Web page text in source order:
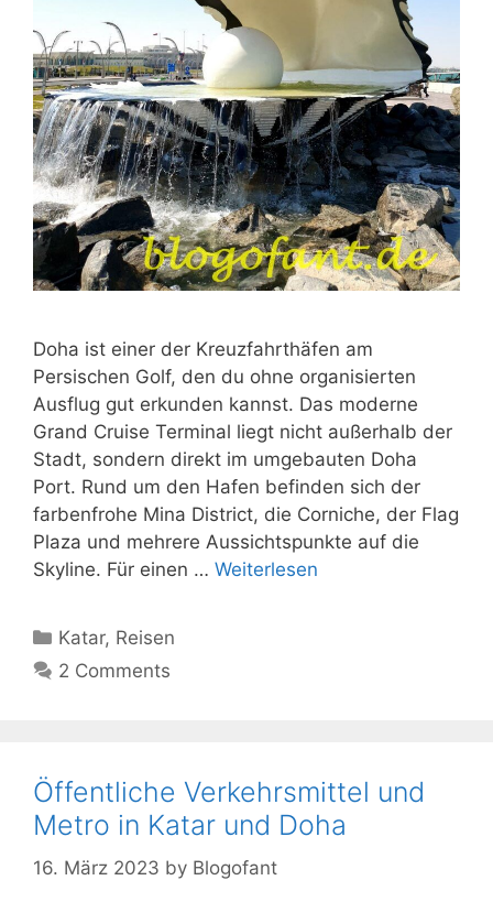
Doha ist einer der Kreuzfahrthäfen am
Persischen Golf, den du ohne organisierten
Ausflug gut erkunden kannst. Das moderne
Grand Cruise Terminal liegt nicht außerhalb der
Stadt, sondern direkt im umgebauten Doha
Port. Rund um den Hafen befinden sich der
farbenfrohe Mina District, die Corniche, der Flag
Plaza und mehrere Aussichtspunkte auf die
Skyline. Für einen … Weiterlesen
Kategorien
Katar, Reisen
2 Comments
Öffentliche Verkehrsmittel und
Metro in Katar und Doha
16. März 2023 by Blogofant